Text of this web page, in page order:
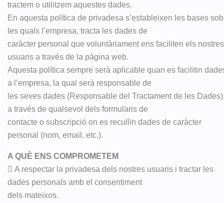
tractem o utilitzem aquestes dades.
En aquesta política de privadesa s’estableixen les bases
les quals l’empresa, tracta les dades de
caràcter personal que voluntàriament ens faciliten els nostres
usuaris a través de la pàgina web.
Aquesta política sempre serà aplicable quan es facilitin
a l’empresa, la qual serà responsable de
les seves dades (Responsable del Tractament de les
a través de qualsevol dels formularis de
contacte o subscripció on es recullin dades de caràcter
personal (nom, email, etc.).
A QUÈ ENS COMPROMETEM
 A respectar la privadesa dels nostres usuaris i tractar les
dades personals amb el consentiment
dels mateixos.